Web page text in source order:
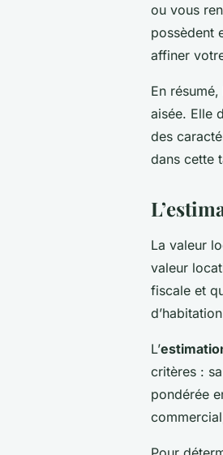
ou vous
possèdent
affiner
En
aisée. Elle
des
dans cette
La valeur
valeur
fiscale et
L’
critères :
pondérée